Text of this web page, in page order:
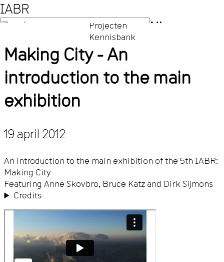
IABR
NL
Projecten
Kennisbank
Making City - An
introduction to the main
exhibition
19 april 2012
An introduction to the main exhibition of the 5th IABR:
Making City
Featuring Anne Skovbro, Bruce Katz and Dirk Sijmons
Credits